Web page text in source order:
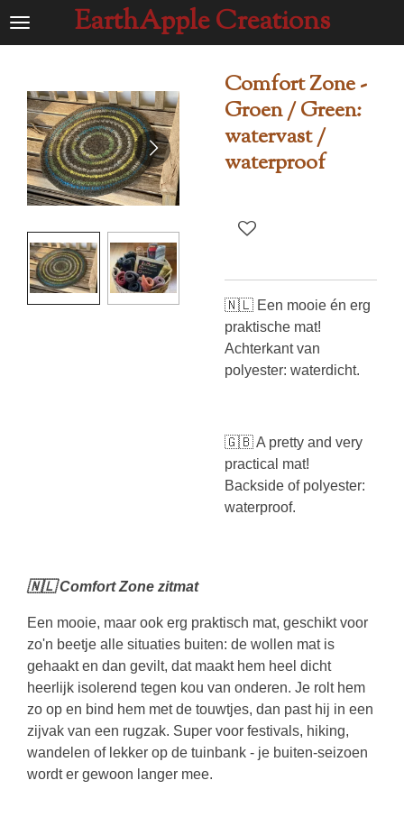
Ga
hoofdinhoud
EarthApple Creations
Comfort Zone -
Groen / Green:
watervast /
waterproof
🇳🇱 Een mooie én erg
praktische mat!
Achterkant van
polyester: waterdicht.
🇬🇧 A pretty and very
practical mat!
Backside of polyester:
waterproof.
🇳🇱 Comfort Zone zitmat
Een mooie, maar ook erg praktisch mat, geschikt voor
zo'n beetje alle situaties buiten: de wollen mat is
gehaakt en dan gevilt, dat maakt hem heel dicht
heerlijk isolerend tegen kou van onderen. Je rolt hem
zo op en bind hem met de touwtjes, dan past hij in een
zijvak van een rugzak. Super voor festivals, hiking,
wandelen of lekker op de tuinbank - je buiten-seizoen
wordt er gewoon langer mee.